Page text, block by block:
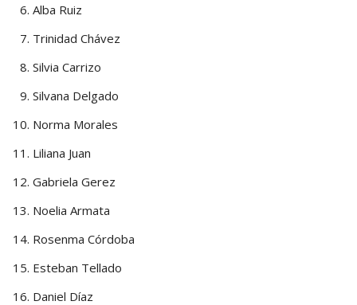
Alba Ruiz
Trinidad Chávez
Silvia Carrizo
Silvana Delgado
Norma Morales
Liliana Juan
Gabriela Gerez
Noelia Armata
Rosenma Córdoba
Esteban Tellado
Daniel Díaz